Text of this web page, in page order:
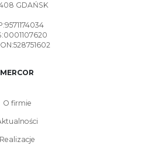
GDAŃSK
MERCOR
O firmie
Realizacje